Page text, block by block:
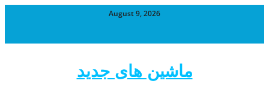
August 9, 2026
ماشین های جدید